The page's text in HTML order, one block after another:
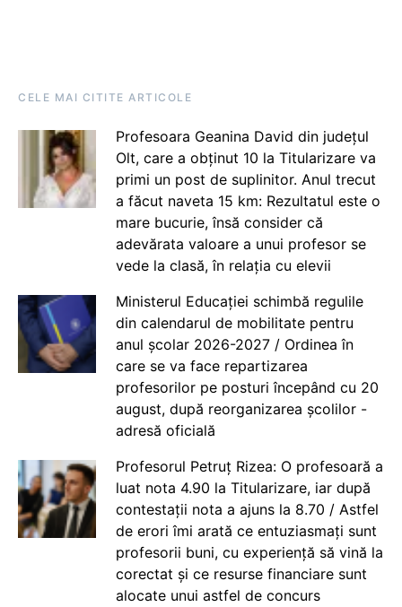
CELE MAI CITITE ARTICOLE
Profesoara Geanina David din județul
Olt, care a obținut 10 la Titularizare va
primi un post de suplinitor. Anul trecut
a făcut naveta 15 km: Rezultatul este o
mare bucurie, însă consider că
adevărata valoare a unui profesor se
vede la clasă, în relația cu elevii
Ministerul Educației schimbă regulile
din calendarul de mobilitate pentru
anul școlar 2026-2027 / Ordinea în
care se va face repartizarea
profesorilor pe posturi începând cu 20
august, după reorganizarea școlilor -
adresă oficială
Profesorul Petruț Rizea: O profesoară a
luat nota 4.90 la Titularizare, iar după
contestații nota a ajuns la 8.70 / Astfel
de erori îmi arată ce entuziasmați sunt
profesorii buni, cu experiență să vină la
corectat și ce resurse financiare sunt
alocate unui astfel de concurs